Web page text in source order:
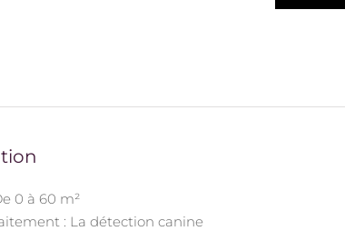
0 à 60 m²
: La détection canine